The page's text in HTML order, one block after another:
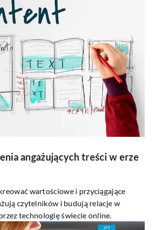
angażujących treści w erze
wartościowe i przyciągające
czytelników i budują relacje w
technologię świecie online.